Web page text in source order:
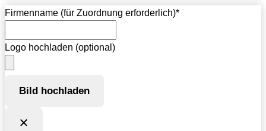
Firmenname (für Zuordnung erforderlich)*
Logo hochladen (optional)
Bild hochladen